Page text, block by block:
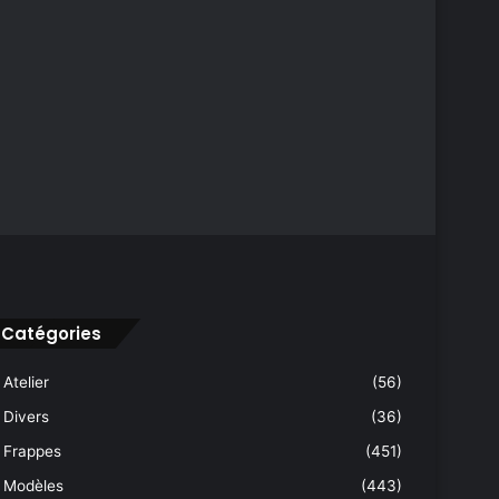
Catégories
Atelier
(56)
Divers
(36)
Frappes
(451)
Modèles
(443)